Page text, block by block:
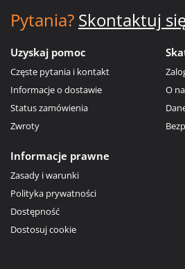
Pytania? Skontaktuj
Uzyskaj pomoc
Częste pytania i kontakt
Informacje o dostawie
Status zamówienia
Zwroty
O
Informacje prawne
Zasady i warunki
Polityka prywatności
Dostępność
Dostosuj cookie